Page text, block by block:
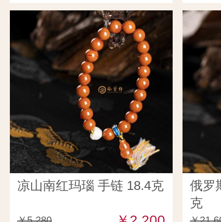
凉山南红玛瑙 手链 18.4克
俄罗
克